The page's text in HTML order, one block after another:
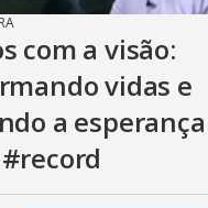
com a visão:
vidas e
a